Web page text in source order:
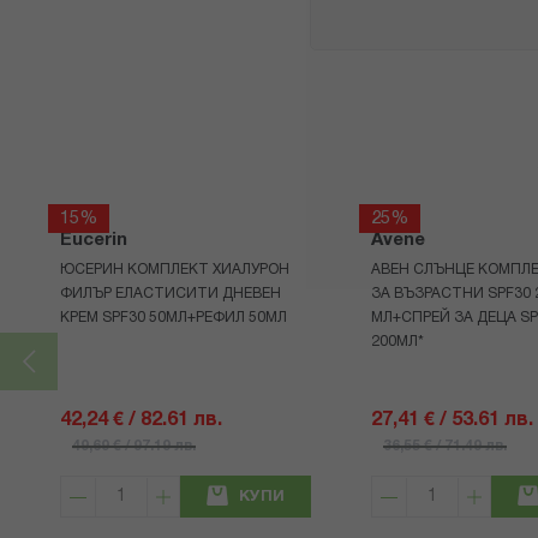
15%
Eucerin
ЮСЕРИН КОМПЛЕКТ ХИАЛУРОН
ФИЛЪР ЕЛАСТИСИТИ ДНЕВЕН
КРЕМ SPF30 50МЛ+РЕФИЛ 50МЛ
42,24 € / 82.61 лв.
49,69 € / 97.19 лв.
КУПИ
25%
Avene
АВЕН СЛЪНЦЕ
ЗА ВЪЗРАСТНИ SPF30
МЛ+СПРЕЙ ЗА ДЕЦА
200МЛ*
27,41 € / 53.61 лв.
36,55 € / 71.49 лв.